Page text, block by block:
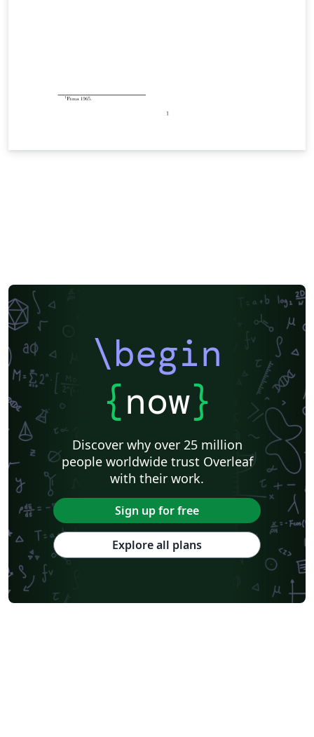
\begin
{now}
Discover why over 25 million
people worldwide trust Overleaf
with their work.
Sign up for free
Explore all plans